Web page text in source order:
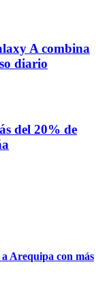
A combina
diario
del 20% de
Arequipa con más